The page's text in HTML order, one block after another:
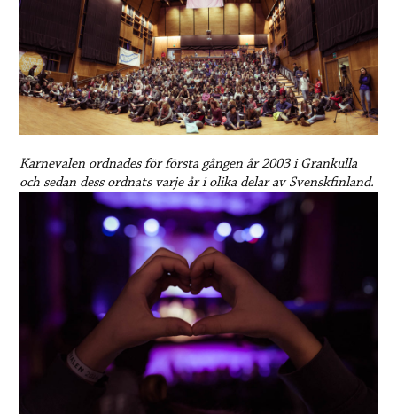
Karnevalen ordnades för första gången år 2003 i Grankulla
och sedan dess ordnats varje år i olika delar av Svenskfinland.